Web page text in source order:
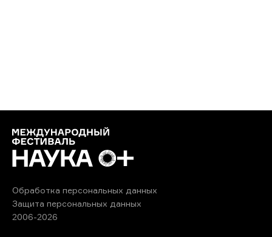
Обработка персональных данных
Защита персональных данных
2006-2026